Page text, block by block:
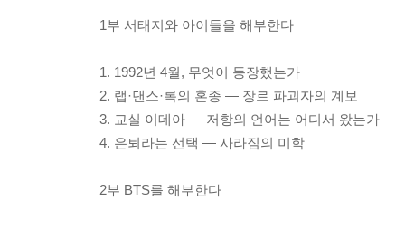
1부 서태지와 아이들을 해부한다
1. 1992년 4월, 무엇이 등장했는가
2. 랩·댄스·록의 혼종 — 장르 파괴자의 계보
3. 교실 이데아 — 저항의 언어는 어디서 왔는가
4. 은퇴라는 선택 — 사라짐의 미학
2부 BTS를 해부한다